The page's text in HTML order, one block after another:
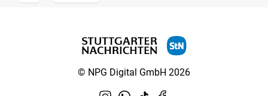
© NPG Digital GmbH 2026